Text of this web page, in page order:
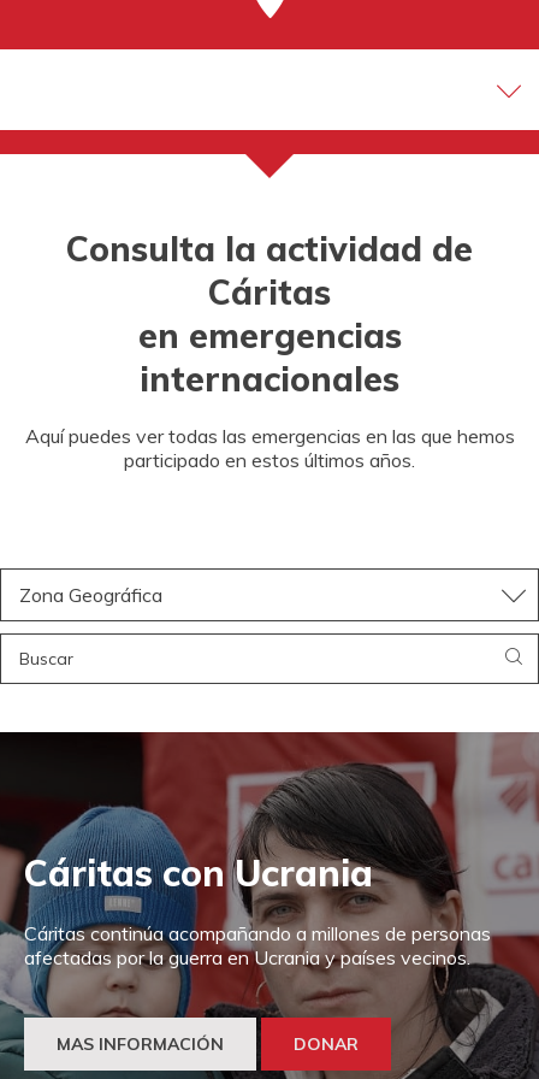
Consulta la actividad de
Cáritas
en emergencias
internacionales
Aquí puedes ver todas las emergencias en las que hemos
participado en estos últimos años.
Zona Geográfica
Cáritas con Ucrania
Cáritas continúa acompañando a millones de personas
afectadas por la guerra en Ucrania y países vecinos.
MAS INFORMACIÓN DONAR